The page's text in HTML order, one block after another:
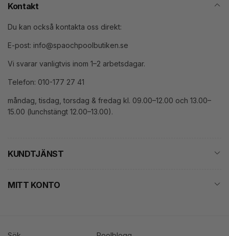
Kontakt
Du kan också kontakta oss direkt:
E-post: info@spaochpoolbutiken.se
Vi svarar vanligtvis inom 1–2 arbetsdagar.
Telefon: 010-177 27 41
måndag, tisdag, torsdag & fredag kl. 09.00–12.00 och 13.00–
15.00 (lunchstängt 12.00–13.00).
KUNDTJÄNST
MITT KONTO